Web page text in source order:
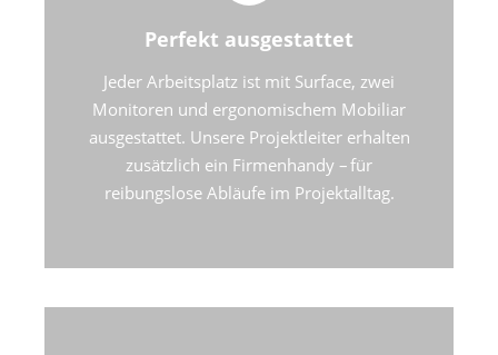
Perfekt ausgestattet
Jeder Arbeitsplatz ist mit Surface, zwei
Monitoren und ergonomischem Mobiliar
ausgestattet. Unsere Projektleiter erhalten
zusätzlich ein Firmenhandy – für
reibungslose Abläufe im Projektalltag.